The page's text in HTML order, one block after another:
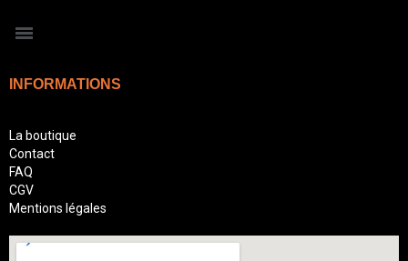
INFORMATIONS
La boutique
Contact
FAQ
CGV
Mentions légales